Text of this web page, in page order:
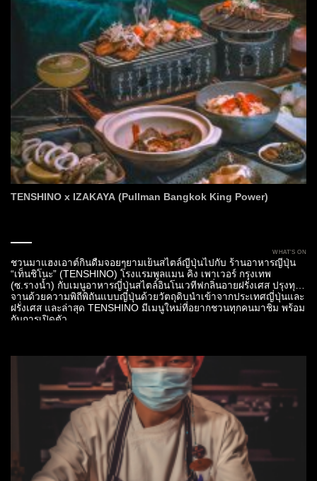
TENSHINO x IZAKAYA (Pullman Bangkok King Power)
WHAT’S ON
ชวนมาแฮงเอาต์กินดื่มจอยๆยามเย็นสไตล์ญี่ปุ่นไปกับ ร้านอาหารญี่ปุ่น
“เท็นชิโนะ” (TENSHINO) โรงแรมพูลแมน คิง เพาเวอร์ กรุงเทพ
(ซ.รางน้ำ) กับเมนูอาหารญี่ปุ่นสไตล์อินโนเวทีฟกลิ่นอายฝรั่งเศส ปรุงทุก
จานด้วยความพิถีพิถันแบบญี่ปุ่นด้วยวัตถุดิบนำเข้าจากประเทศญี่ปุ่นและ
ฝรั่งเศส และล่าสุด TENSHINO มีเมนูใหม่ที่อยากชวนทุกคนมาชิม พร้อม
กับการเปิดตัว...